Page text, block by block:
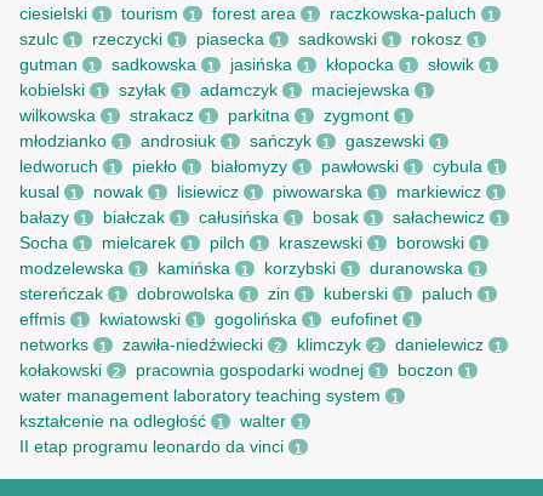
ciesielski 1 tourism 1 forest area 1 raczkowska-paluch 1
szulc 1 rzeczycki 1 piasecka 1 sadkowski 1 rokosz 1
gutman 1 sadkowska 1 jasińska 1 kłopocka 1 słowik 1
kobielski 1 szyłak 1 adamczyk 1 maciejewska 1
wilkowska 1 strakacz 1 parkitna 1 zygmont 1
młodzianko 1 androsiuk 1 sańczyk 1 gaszewski 1
ledworuch 1 piekło 1 białomyzy 1 pawłowski 1 cybula 1
kusal 1 nowak 1 lisiewicz 1 piwowarska 1 markiewicz 1
bałazy 1 białczak 1 całusińska 1 bosak 1 sałachewicz 1
Socha 1 mielcarek 1 pilch 1 kraszewski 1 borowski 1
modzelewska 1 kamińska 1 korzybski 1 duranowska 1
stereńczak 1 dobrowolska 1 zin 1 kuberski 1 paluch 1
effmis 1 kwiatowski 1 gogolińska 1 eufofinet 1
networks 1 zawiła-niedźwiecki 2 klimczyk 2 danielewicz 1
kołakowski 2 pracownia gospodarki wodnej 1 boczon 1
water management laboratory teaching system 1
kształcenie na odległość 1 walter 1
II etap programu leonardo da vinci 1